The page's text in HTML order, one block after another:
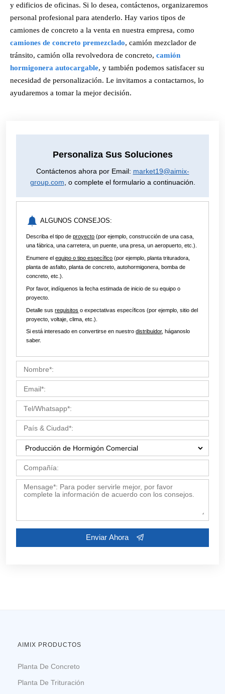
y edificios de oficinas. Si lo desea, contáctenos, organizaremos
personal profesional para atenderlo. Hay varios tipos de
camiones de concreto a la venta en nuestra empresa, como
camiones de concreto premezclado, camión mezclador de
tránsito, camión olla revolvedora de concreto, camión
hormigonera autocargable, y también podemos satisfacer su
necesidad de personalización. Le invitamos a contactarnos, lo
ayudaremos a tomar la mejor decisión.
AIMIX PRODUCTOS
Planta De Concreto
Planta De Trituración